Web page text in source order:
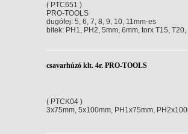
( PTC651 )
PRO-TOOLS
dugófej: 5, 6, 7, 8, 9, 10, 11mm-es
bitek: PH1, PH2, 5mm, 6mm, torx T15, T20,
csavarhúzó klt. 4r. PRO-TOOLS
( PTCK04 )
3x75mm, 5x100mm, PH1x75mm,